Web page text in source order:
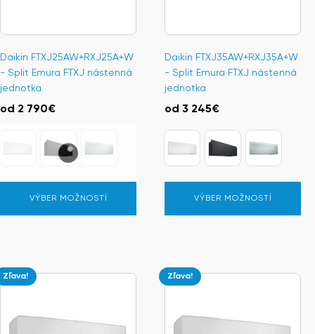
Daikin FTXJ25AW+RXJ25A+W
- Split Emura FTXJ nástenná
jednotka
od 2 790€
VÝBER MOŽNOSTÍ
stránke
produktu.
Daikin FTXJ35AW+RXJ35A+W
- Split Emura FTXJ nástenná
jednotka
od 3 245€
VÝBER MOŽNOSTÍ
stránke
produktu.
Zľava! Zľava!